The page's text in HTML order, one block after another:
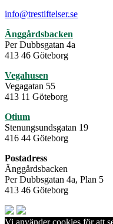
info@trestiftelser.se
Änggårdsbacken
Per Dubbsgatan 4a
413 46 Göteborg
Vegahusen
Vegagatan 55
413 11 Göteborg
Otium
Stenungsundsgatan 19
416 44 Göteborg
Postadress
Änggårdsbacken
Per Dubbsgatan 4a, Plan 5
413 46 Göteborg